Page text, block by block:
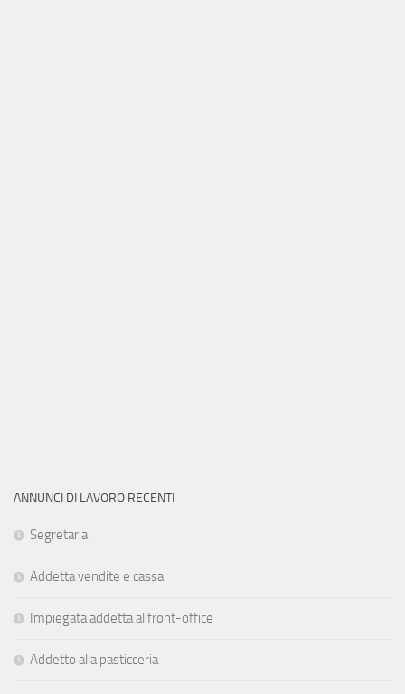
ANNUNCI DI LAVORO RECENTI
Segretaria
Addetta vendite e cassa
Impiegata addetta al front-office
Addetto alla pasticceria